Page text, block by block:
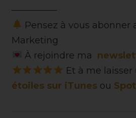
—————
Pensez à vous abonner
Marketing
À rejoindre ma
Et à me laisser
étoiles sur iTunes ou